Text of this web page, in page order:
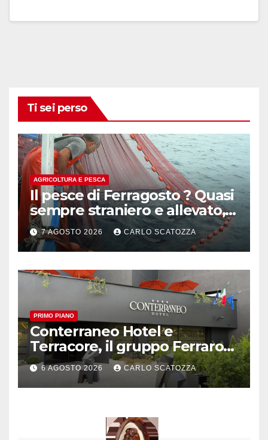
Ti sei perso
AGRICOLTURA E PESCA
Il pesce di Ferragosto ? Quasi
sempre straniero e allevato,
in sofferenza
7 AGOSTO 2026 CARLO SCATOZZA
PRIMO PIANO
Conterraneo Hotel e
Terracore, il gruppo Ferraro
amplia l’ ospitalità e il gusto
alle porte di Caserta
6 AGOSTO 2026 CARLO SCATOZZA